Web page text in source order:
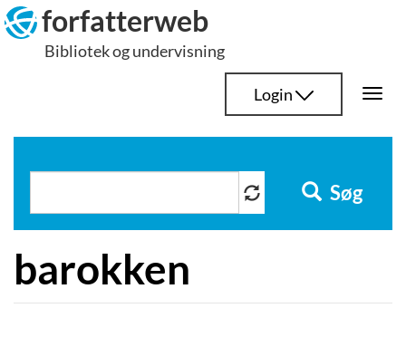
Hop
til
indhold
forfatterweb
Bibliotek og undervisning
Login
Søg
barokken